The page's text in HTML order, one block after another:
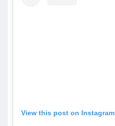
View this post on Instagram